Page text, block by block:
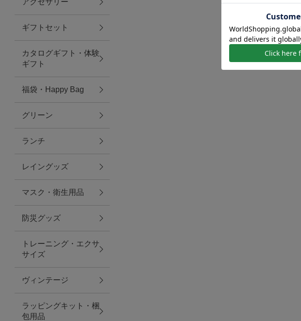
タオル
ウエア＆バッグ
ウエア
レイングッズ
アクセサリー
ファッション雑貨
ファッショングッズ
スマホケース・アクセサリー
ポーチ
ステーショナリー
その他
紅茶・フード
アクセサリー
ギフトセット
カタログギフト・体験
ギフト
福袋・Happy Bag
グリーン
ランチ
レイングッズ
マスク・衛生用品
防災グッズ
トレーニング・エクサ
サイズ
ヴィンテージ
ラッピングキット・梱
包用品